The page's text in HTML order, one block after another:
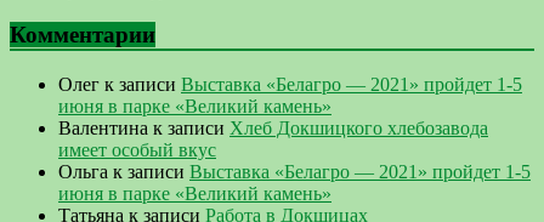
Комментарии
Олег к записи Выставка «Белагро — 2021» пройдет 1-5
июня в парке «Великий камень»
Валентина к записи Хлеб Докшицкого хлебозавода
имеет особый вкус
Ольга к записи Выставка «Белагро — 2021» пройдет 1-5
июня в парке «Великий камень»
Татьяна к записи Работа в Докшицах